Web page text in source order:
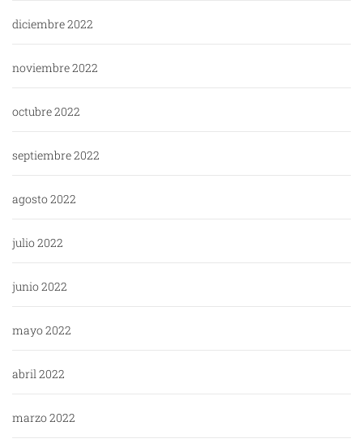
diciembre 2022
noviembre 2022
octubre 2022
septiembre 2022
agosto 2022
julio 2022
junio 2022
mayo 2022
abril 2022
marzo 2022